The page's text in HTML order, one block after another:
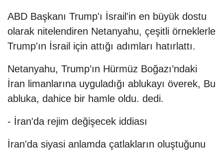
ABD Başkanı Trump'ı İsrail'in en büyük dostu
olarak nitelendiren Netanyahu, çeşitli örneklerle
Trump'ın İsrail için attığı adımları hatırlattı.
Netanyahu, Trump’ın Hürmüz Boğazı’ndaki
İran limanlarına uyguladığı ablukayı överek, Bu
abluka, dahice bir hamle oldu. dedi.
- İran'da rejim değişecek iddiası
İran'da siyasi anlamda çatlakların oluştuğunu